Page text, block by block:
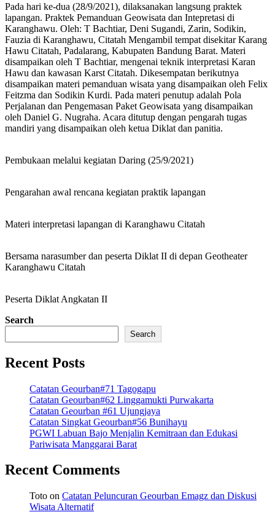
Pada hari ke-dua (28/9/2021), dilaksanakan langsung praktek
lapangan. Praktek Pemanduan Geowisata dan Intepretasi di
Karanghawu. Oleh: T Bachtiar, Deni Sugandi, Zarin, Sodikin,
Fauzia di Karanghawu, Citatah Mengambil tempat disekitar Karang
Hawu Citatah, Padalarang, Kabupaten Bandung Barat. Materi
disampaikan oleh T Bachtiar, mengenai teknik interpretasi Karan
Hawu dan kawasan Karst Citatah. Dikesempatan berikutnya
disampaikan materi pemanduan wisata yang disampaikan oleh Felix
Feitzma dan Sodikin Kurdi. Pada materi penutup adalah Pola
Perjalanan dan Pengemasan Paket Geowisata yang disampaikan
oleh Daniel G. Nugraha. Acara ditutup dengan pengarah tugas
mandiri yang disampaikan oleh ketua Diklat dan panitia.
Pembukaan melalui kegiatan Daring (25/9/2021)
Pengarahan awal rencana kegiatan praktik lapangan
Materi interpretasi lapangan di Karanghawu Citatah
Bersama narasumber dan peserta Diklat II di depan Geotheater
Karanghawu Citatah
Peserta Diklat Angkatan II
Search
Search
Recent Posts
Catatan Geourban#71 Tagogapu
Catatan Geourban#62 Linggamukti Purwakarta
Catatan Geourban #61 Ujungjaya
Catatan Singkat Geourban#56 Bunihayu
PGWI Labuan Bajo Menjalin Kemitraan dan Edukasi
Pariwisata Manggarai Barat
Recent Comments
Toto on Catatan Peluncuran Geourban Emagz dan Diskusi
Wisata Alternatif